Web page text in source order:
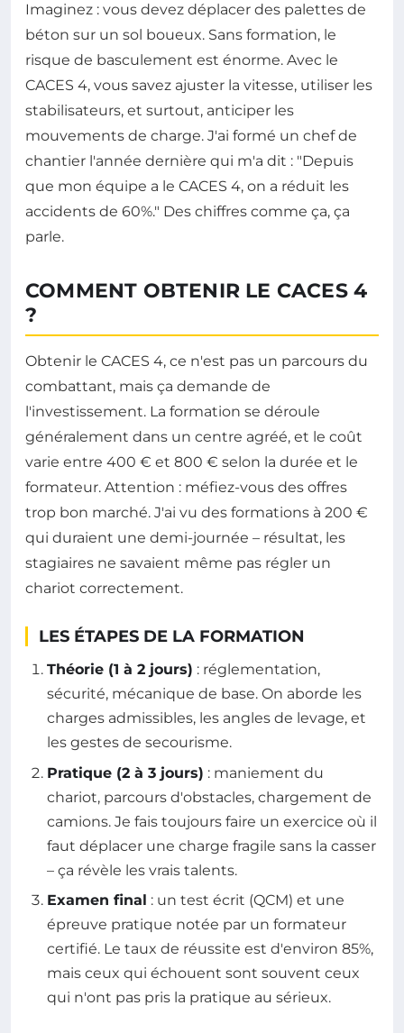
Imaginez : vous devez déplacer des palettes de
béton sur un sol boueux. Sans formation, le
risque de basculement est énorme. Avec le
CACES 4, vous savez ajuster la vitesse, utiliser les
stabilisateurs, et surtout, anticiper les
mouvements de charge. J'ai formé un chef de
chantier l'année dernière qui m'a dit : "Depuis
que mon équipe a le CACES 4, on a réduit les
accidents de 60%." Des chiffres comme ça, ça
parle.
COMMENT OBTENIR LE CACES 4
?
Obtenir le CACES 4, ce n'est pas un parcours du
combattant, mais ça demande de
l'investissement. La formation se déroule
généralement dans un centre agréé, et le coût
varie entre 400 € et 800 € selon la durée et le
formateur. Attention : méfiez-vous des offres
trop bon marché. J'ai vu des formations à 200 €
qui duraient une demi-journée – résultat, les
stagiaires ne savaient même pas régler un
chariot correctement.
LES ÉTAPES DE LA FORMATION
Théorie (1 à 2 jours) : réglementation,
sécurité, mécanique de base. On aborde les
charges admissibles, les angles de levage, et
les gestes de secourisme.
Pratique (2 à 3 jours) : maniement du
chariot, parcours d'obstacles, chargement de
camions. Je fais toujours faire un exercice où il
faut déplacer une charge fragile sans la casser
– ça révèle les vrais talents.
Examen final : un test écrit (QCM) et une
épreuve pratique notée par un formateur
certifié. Le taux de réussite est d'environ 85%,
mais ceux qui échouent sont souvent ceux
qui n'ont pas pris la pratique au sérieux.